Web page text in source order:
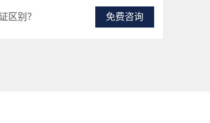
区别？ 免费咨询